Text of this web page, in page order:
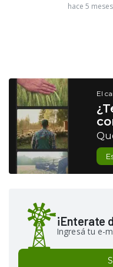
hace 5 meses
El
¡Enterate
Ingresá tu e-